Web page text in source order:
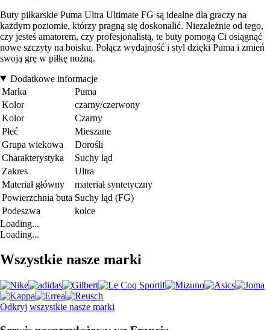
Buty piłkarskie Puma Ultra Ultimate FG są idealne dla graczy na
każdym poziomie, którzy pragną się doskonalić. Niezależnie od tego,
czy jesteś amatorem, czy profesjonalistą, te buty pomogą Ci osiągnąć
nowe szczyty na boisku. Połącz wydajność i styl dzięki Puma i zmień
swoją grę w piłkę nożną.
Dodatkowe informacje
Marka
Puma
Kolor
czarny/czerwony
Kolor
Czarny
Płeć
Mieszane
Grupa wiekowa
Dorośli
Charakterystyka
Suchy ląd
Zakres
Ultra
Materiał główny
materiał syntetyczny
Powierzchnia buta Suchy ląd (FG)
Podeszwa
kolce
Loading...
Loading...
Wszystkie nasze marki
Odkryj wszystkie nasze marki